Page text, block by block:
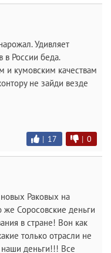
Удивляет
в России беда.
и кумовским качествам
не зайди везде
| 17 | 0
Раковых на
же Соросовские деньги
в стране! Вон как
только отрасли не
наши деньги!!! Все